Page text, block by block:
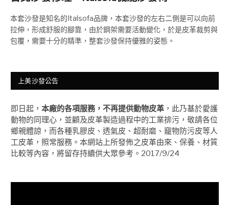
本套沙發是知名的Italsofa品牌，本套沙發的左右二側是可以向前
拉伸，形成舒服的腳靠，由於鋼架需要活動變化，於是皮革裁剪與
包覆，需要十分的精準，整套沙發保持優雅的姿態。
上美沙發公告
即日起， 本廠的各項服務，不再提供動物皮革 ，此乃基於愛護
動物的同理心，並顧及皮革製造過程中的工業排污，敬請各位
鄉親體諒，而各種乳膠皮、透氣皮、超耐磨、竉物防污皮等人
工皮革，照常服務。本網站上所發佈之皮革由來、保養、材質
比較等內容，將留存持續供大眾參考。2017/9/24